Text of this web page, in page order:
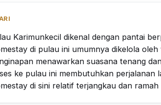
Karimunkecil dikenal dengan pantai
di pulau ini umumnya dikelola oleh
menawarkan suasana tenang
ke pulau ini membutuhkan perjalanan
di sini relatif terjangkau dan ramah